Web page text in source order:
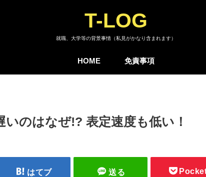
T-LOG
就職、大学等の背景事情（私見がかなり含まれます）
HOME 免責事項
いのはなぜ!? 表定速度も低い！
はてブ 送る